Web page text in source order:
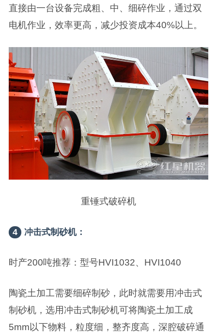
直接由一台设备完成粗、中、细碎作业，通过双
电机作业，效率更高，减少投资成本40%以上。
重锤式破碎机
4 冲击式制砂机：
时产200吨推荐：型号HVI1032、HVI1040
陶瓷土加工需要细碎制砂，此时就需要用冲击式
制砂机，选用冲击式制砂机可将陶瓷土加工成
5mm以下物料，粒度细，整齐度高，深腔破碎通